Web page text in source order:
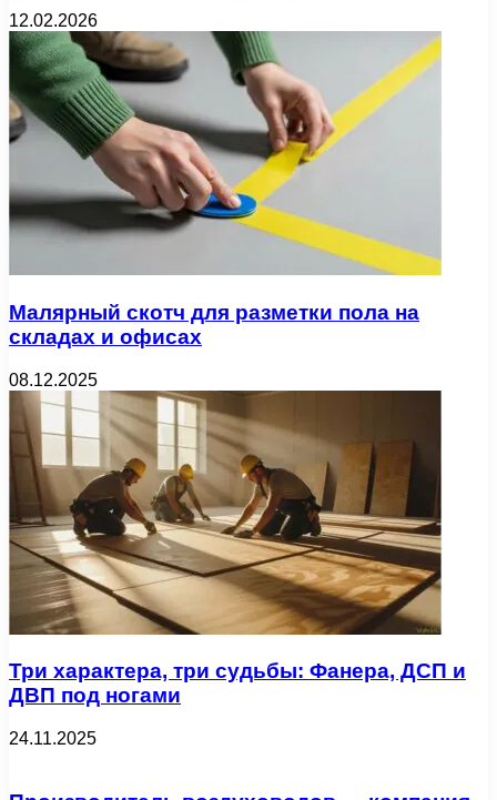
12.02.2026
Малярный скотч для разметки пола на
складах и офисах
08.12.2025
Три характера, три судьбы: Фанера, ДСП и
ДВП под ногами
24.11.2025